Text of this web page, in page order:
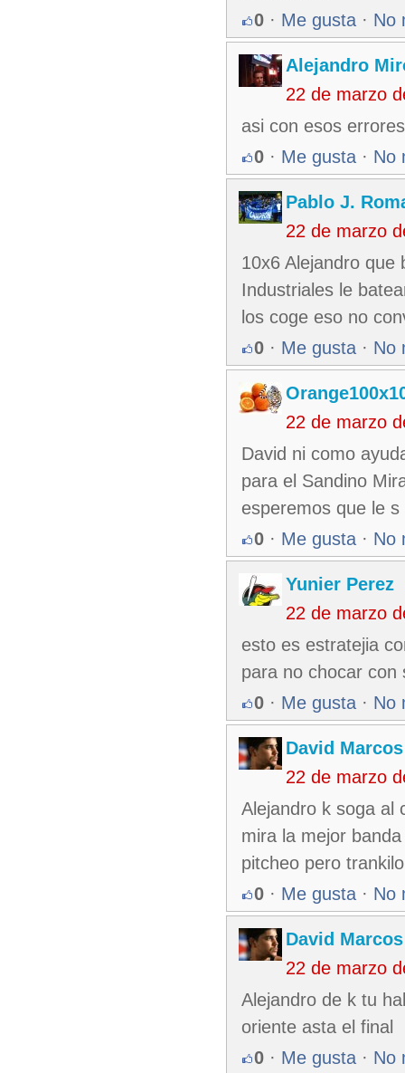
0 · Me gusta · No
Alejandro
22 de marzo
asi con esos
0 · Me gusta · No
Pablo J.
22 de marzo
10x6 Alejandro
Industriales le
los coge eso no
0 · Me gusta · No
22 de marzo
David ni como
para el Sandino
esperemos que le
0 · Me gusta · No
Yunier Perez
22 de marzo
esto es estratejia
para no chocar con
0 · Me gusta · No
David Marcos
22 de marzo
Alejandro k soga al
mira la mejor
pitcheo pero
0 · Me gusta · No
David Marcos
22 de marzo
Alejandro de k tu
oriente asta el final
0 · Me gusta · No